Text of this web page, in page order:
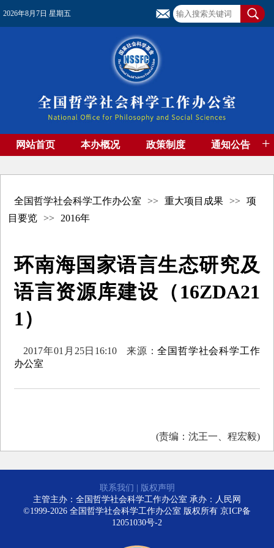
2026年8月7日 星期五
网站首页 本办概况 政策制度 通知公告 +
全国哲学社会科学工作办公室 >> 重大项目成果 >>
项
目要览
>> 2016年
环南海国家语言生态研究及
语言资源库建设（16ZDA21
1）
2017年01月25日16:10 来源：全国哲学社会科学工作
办公室
(责编：沈王一、程宏毅)
联系我们
版权声明
主管主办：全国哲学社会科学工作办公室 承办：人民网
©1999-2026 全国哲学社会科学工作办公室 版权所有 京ICP备
12051030号-2